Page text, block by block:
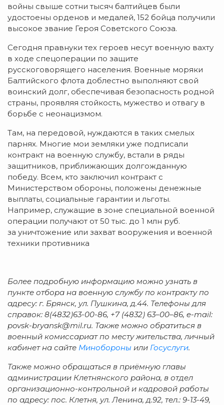
войны свыше сотни тысяч балтийцев были
удостоены орденов и медалей, 152 бойца получили
высокое звание Героя Советского Союза.
Сегодня правнуки тех героев несут военную вахту
в ходе спецоперации по защите
русскоговорящего населения. Военные моряки
Балтийского флота доблестно выполняют свой
воинский долг, обеспечивая безопасность родной
страны, проявляя стойкость, мужество и отвагу в
борьбе с неонацизмом.
Там, на передовой, нуждаются в таких смелых
парнях. Многие мои земляки уже подписали
контракт на военную службу, встали в ряды
защитников, приближающих долгожданную
победу. Всем, кто заключил контракт с
Министерством обороны, положены денежные
выплаты, социальные гарантии и льготы.
Например, служащие в зоне специальной военной
операции получают от 50 тыс. до 1 млн руб.
за уничтожение или захват вооружения и военной
техники противника
Более подробную информацию можно узнать в
пункте отбора на военную службу по контракту по
адресу: г. Брянск, ул. Пушкина, д.44. Телефоны для
справок: 8(4832)63-00-86, +7 (4832) 63–00–86, e-mail:
povsk-bryansk@mil.ru. Также можно обратиться в
военный комиссариат по месту жительства, личный
кабинет на сайте Минобороны или Госуслуги.
Также можно обращаться в приёмную главы
администрации Клетнянского района, в отдел
организационно-контрольной и кадровой работы
по адресу: пос. Клетня, ул. Ленина, д.92, тел.: 9-13-49,